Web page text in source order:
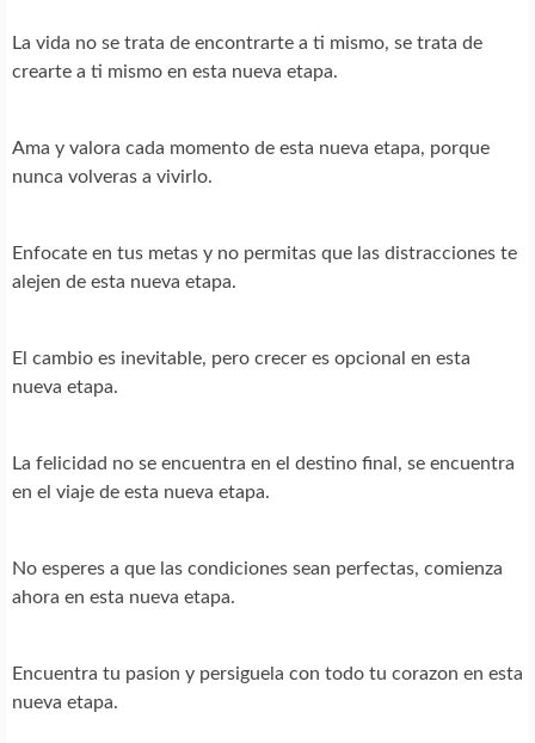
La vida no se trata de encontrarte a ti mismo, se trata de
crearte a ti mismo en esta nueva etapa.
Ama y valora cada momento de esta nueva etapa, porque
nunca volveras a vivirlo.
Enfocate en tus metas y no permitas que las distracciones te
alejen de esta nueva etapa.
El cambio es inevitable, pero crecer es opcional en esta
nueva etapa.
La felicidad no se encuentra en el destino final, se encuentra
en el viaje de esta nueva etapa.
No esperes a que las condiciones sean perfectas, comienza
ahora en esta nueva etapa.
Encuentra tu pasion y persiguela con todo tu corazon en esta
nueva etapa.